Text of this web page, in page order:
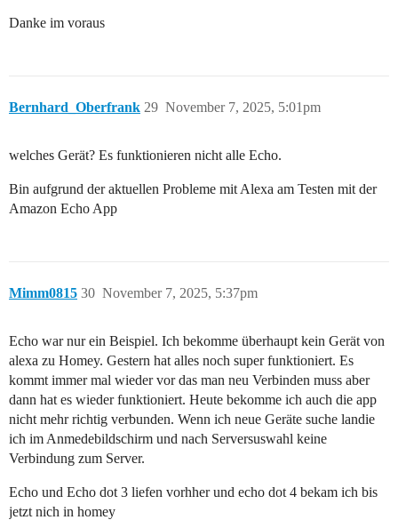
Danke im voraus
Bernhard_Oberfrank November 7, 2025, 5:01pm
29
welches Gerät? Es funktionieren nicht alle Echo.
Bin aufgrund der aktuellen Probleme mit Alexa am Testen mit der
Amazon Echo App
Mimm0815 November 7, 2025, 5:37pm
30
Echo war nur ein Beispiel. Ich bekomme überhaupt kein Gerät von
alexa zu Homey. Gestern hat alles noch super funktioniert. Es
kommt immer mal wieder vor das man neu Verbinden muss aber
dann hat es wieder funktioniert. Heute bekomme ich auch die app
nicht mehr richtig verbunden. Wenn ich neue Geräte suche landie
ich im Anmedebildschirm und nach Serversuswahl keine
Verbindung zum Server.
Echo und Echo dot 3 liefen vorhher und echo dot 4 bekam ich bis
jetzt nich in homey